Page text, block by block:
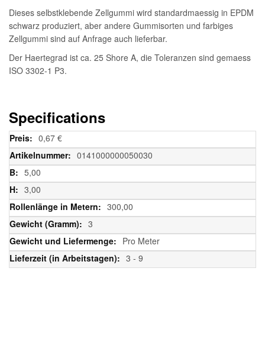
Dieses selbstklebende Zellgummi wird standardmaessig in EPDM
schwarz produziert, aber andere Gummisorten und farbiges
Zellgummi sind auf Anfrage auch lieferbar.
Der Haertegrad ist ca. 25 Shore A, die Toleranzen sind gemaess
ISO 3302-1 P3.
Specifications
Weitere
Informationen
0,67 €
0141000000050030
5,00
3,00
300,00
3
Pro Meter
3 - 9